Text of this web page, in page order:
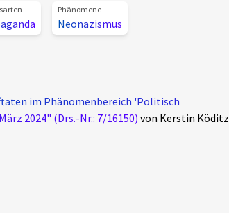
Phänomene
Neonazismus
im Phänomenbereich 'Politisch
2024" (Drs.-Nr.: 7/16150) von Kerstin Köditz